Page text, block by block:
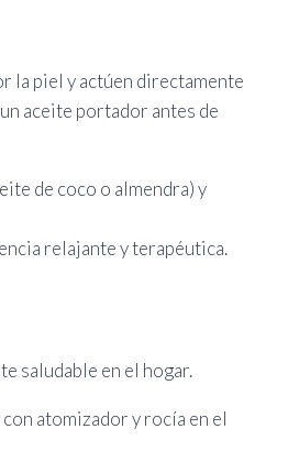
la piel y actúen directamente
aceite portador antes de
de coco o almendra) y
relajante y terapéutica.
saludable en el hogar.
atomizador y rocía en el